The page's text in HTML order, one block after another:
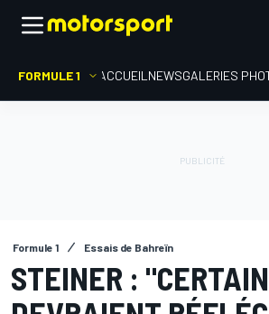
FORMULE 1 ACCUEIL NEWSGALERIES
Formule 1 Essais de Bahreïn
STEINER :